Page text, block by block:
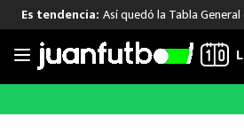
Saltar
Es tendencia: Así quedó la Tabla General
LIGA MX
FUT